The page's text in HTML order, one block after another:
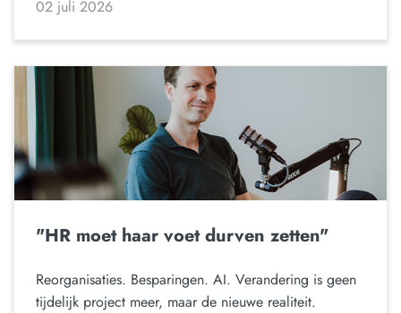
02 juli 2026
"HR moet haar voet durven zetten"
Reorganisaties. Besparingen. AI. Verandering is geen
tijdelijk project meer, maar de nieuwe realiteit.